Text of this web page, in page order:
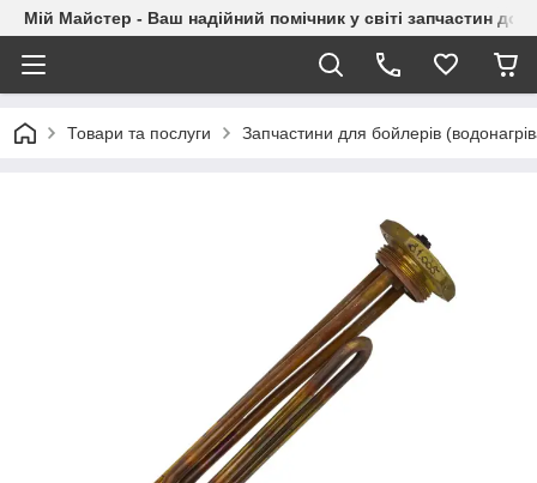
Мій Майстер - Ваш надійний помічник у світі запчастин до
Товари та послуги Запчастини для бойлерів